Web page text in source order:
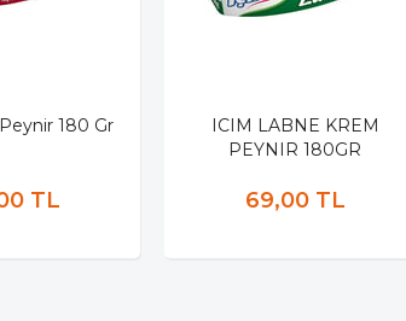
180 Gr
TL
ICIM LABNE KREM
PEYNIR 180GR
69,00 TL